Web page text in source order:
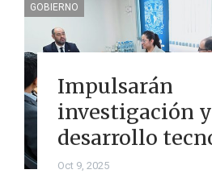
GOBIERNO
Impulsarán
investigación y
desarrollo
Oct 9, 2025